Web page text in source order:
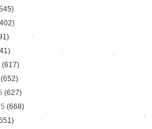
(617)
(652)
(627)
(668)